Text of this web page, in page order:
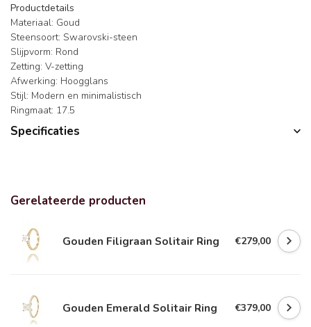
Productdetails
Materiaal: Goud
Steensoort: Swarovski-steen
Slijpvorm: Rond
Zetting: V-zetting
Afwerking: Hoogglans
Stijl: Modern en minimalistisch
Ringmaat: 17.5
Specificaties
Gerelateerde producten
Gouden Filigraan Solitair Ring €279,00
Gouden Emerald Solitair Ring €379,00